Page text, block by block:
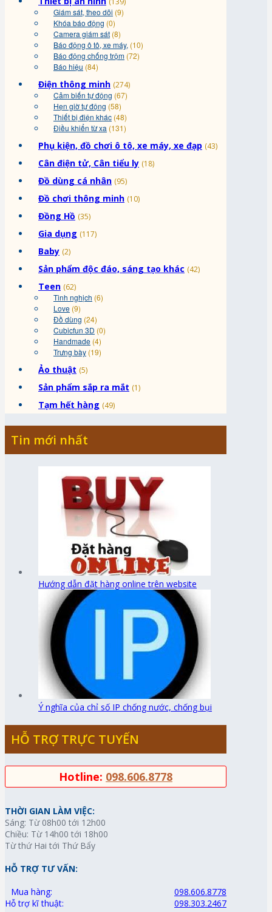
Giám sát, theo dõi (9)
Khóa báo động (0)
Camera giám sát (8)
Báo động ô tô, xe máy, (10)
Báo động chống trộm (72)
Báo hiệu (84)
Điện thông minh (274)
Cảm biến tự động (67)
Hẹn giờ tự động (58)
Thiết bị điện khác (48)
Điều khiển từ xa (131)
Phụ kiện, đồ chơi ô tô, xe máy, xe đạp (43)
Cân điện tử, Cân tiểu ly (18)
Đồ dùng cá nhân (95)
Đồ chơi thông minh (10)
Đồng Hồ (35)
Gia dụng (117)
Baby (2)
Sản phẩm độc đáo, sáng tạo khác (42)
Teen (62)
Tinh nghịch (6)
Love (9)
Đồ dùng (24)
Cubicfun 3D (0)
Handmade (4)
Trưng bày (19)
Ảo thuật (5)
Sản phẩm sắp ra mắt (1)
Tạm hết hàng (49)
Tin mới nhất
Hướng dẫn đặt hàng online trên website
Ý nghĩa của chỉ số IP chống nước, chống bụi
HỖ TRỢ TRỰC TUYẾN
Hotline: 098.606.8778
THỜI GIAN LÀM VIỆC:
Sáng: Từ 08h00 tới 12h00
Chiều: Từ 14h00 tới 18h00
Từ thứ Hai tới Thứ Bẩy
HỖ TRỢ TƯ VẤN:
Mua hàng:
098.606.8778
Hỗ trợ kĩ thuật:
098.303.2467